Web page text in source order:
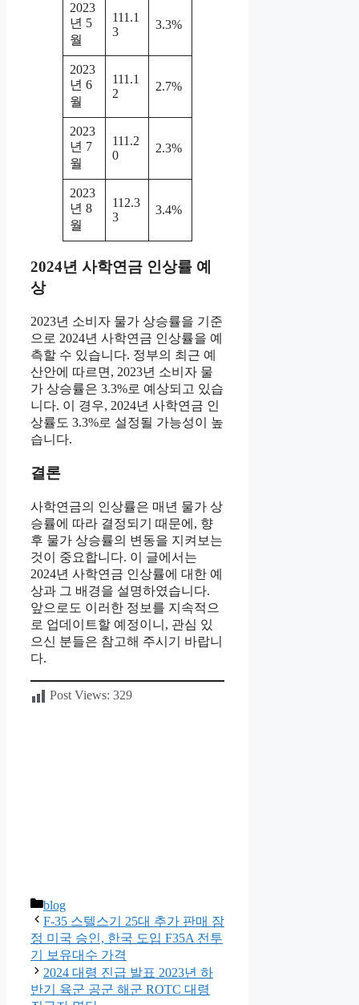
2023
년 5
월
111.1
3
3.3%
2023
년 6
월
111.1
2
2.7%
2023
년 7
월
111.2
0
2.3%
2023
년 8
월
112.3
3
3.4%
2024년 사학연금 인상률 예
상
2023년 소비자 물가 상승률을 기준
으로 2024년 사학연금 인상률을 예
측할 수 있습니다. 정부의 최근 예
산안에 따르면, 2023년 소비자 물
가 상승률은 3.3%로 예상되고 있습
니다. 이 경우, 2024년 사학연금 인
상률도 3.3%로 설정될 가능성이 높
습니다.
결론
사학연금의 인상률은 매년 물가 상
승률에 따라 결정되기 때문에, 향
후 물가 상승률의 변동을 지켜보는
것이 중요합니다. 이 글에서는
2024년 사학연금 인상률에 대한 예
상과 그 배경을 설명하였습니다.
앞으로도 이러한 정보를 지속적으
로 업데이트할 예정이니, 관심 있
으신 분들은 참고해 주시기 바랍니
다.
Post Views: 329
카
테
고
리
blog
F-35 스텔스기 25대 추가 판매 잠
정 미국 승인, 한국 도입 F35A 전투
기 보유대수 가격
2024 대령 진급 발표 2023년 하
반기 육군 공군 해군 ROTC 대령